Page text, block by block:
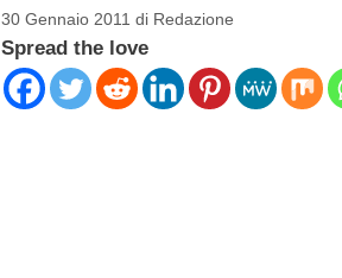
30 Gennaio 2011 di Redazione
Spread the love